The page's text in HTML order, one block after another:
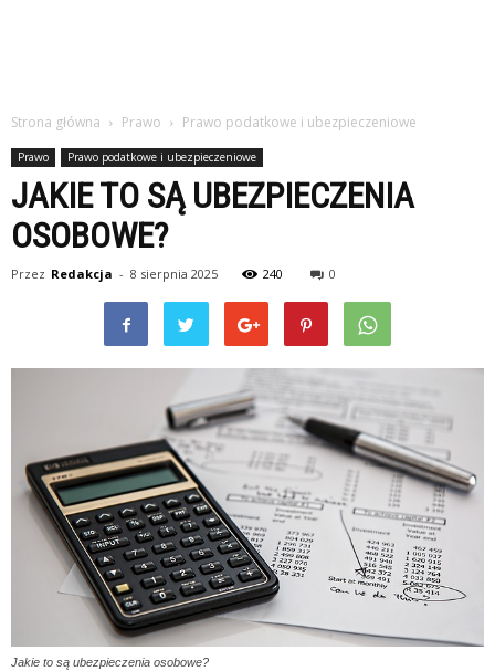
Strona główna Prawo Prawo podatkowe i ubezpieczeniowe
Prawo Prawo podatkowe i ubezpieczeniowe
JAKIE TO SĄ UBEZPIECZENIA
OSOBOWE?
Przez Redakcja - 8 sierpnia 2025 240 0
Jakie to są ubezpieczenia osobowe?